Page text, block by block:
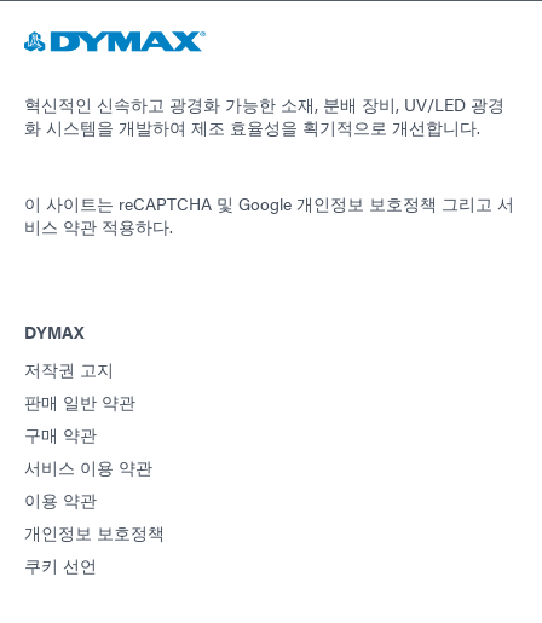
혁신적인 신속하고 광경화 가능한 소재, 분배 장비, UV/LED 광경
화 시스템을 개발하여 제조 효율성을 획기적으로 개선합니다.
이 사이트는 reCAPTCHA 및 Google 개인정보 보호정책 그리고 서
비스 약관 적용하다.
DYMAX
저작권 고지
판매 일반 약관
구매 약관
서비스 이용 약관
이용 약관
개인정보 보호정책
쿠키 선언